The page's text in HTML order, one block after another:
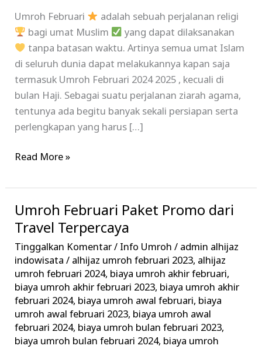
Umroh Februari
adalah sebuah perjalanan religi
bagi umat Muslim
yang dapat dilaksanakan
tanpa batasan waktu. Artinya semua umat Islam
di seluruh dunia dapat melakukannya kapan saja
termasuk Umroh Februari 2024 2025 , kecuali di
bulan Haji. Sebagai suatu perjalanan ziarah agama,
tentunya ada begitu banyak sekali persiapan serta
perlengkapan yang harus […]
Read More »
Umroh Februari Paket Promo dari
Travel Terpercaya
Tinggalkan Komentar/ Info Umroh / admin alhijaz
indowisata/ alhijaz umroh februari 2023, alhijaz
umroh februari 2024, biaya umroh akhir februari,
biaya umroh akhir februari 2023, biaya umroh akhir
februari 2024, biaya umroh awal februari, biaya
umroh awal februari 2023, biaya umroh awal
februari 2024, biaya umroh bulan februari 2023,
biaya umroh bulan februari 2024, biaya umroh
Umroh
Februari
Paket
Promo
dari
Travel
Terpercaya